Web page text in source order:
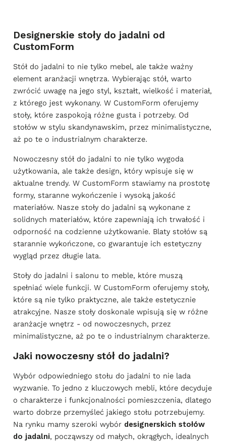
Designerskie stoły do jadalni od
CustomForm
Stół do jadalni to nie tylko mebel, ale także ważny
element aranżacji wnętrza. Wybierając stół, warto
zwrócić uwagę na jego styl, kształt, wielkość i materiał,
z którego jest wykonany. W CustomForm oferujemy
stoły, które zaspokoją różne gusta i potrzeby. Od
stołów w stylu skandynawskim, przez minimalistyczne,
aż po te o industrialnym charakterze.
Nowoczesny stół do jadalni to nie tylko wygoda
użytkowania, ale także design, który wpisuje się w
aktualne trendy. W CustomForm stawiamy na prostotę
formy, staranne wykończenie i wysoką jakość
materiałów. Nasze stoły do jadalni są wykonane z
solidnych materiałów, które zapewniają ich trwałość i
odporność na codzienne użytkowanie. Blaty stołów są
starannie wykończone, co gwarantuje ich estetyczny
wygląd przez długie lata.
Stoły do jadalni i salonu to meble, które muszą
spełniać wiele funkcji. W CustomForm oferujemy stoły,
które są nie tylko praktyczne, ale także estetycznie
atrakcyjne. Nasze stoły doskonale wpisują się w różne
aranżacje wnętrz - od nowoczesnych, przez
minimalistyczne, aż po te o industrialnym charakterze.
Jaki nowoczesny stół do jadalni?
Wybór odpowiedniego stołu do jadalni to nie lada
wyzwanie. To jedno z kluczowych mebli, które decyduje
o charakterze i funkcjonalności pomieszczenia, dlatego
warto dobrze przemyśleć jakiego stołu potrzebujemy.
Na rynku mamy szeroki wybór designerskich stołów
do jadalni, począwszy od małych, okrągłych, idealnych